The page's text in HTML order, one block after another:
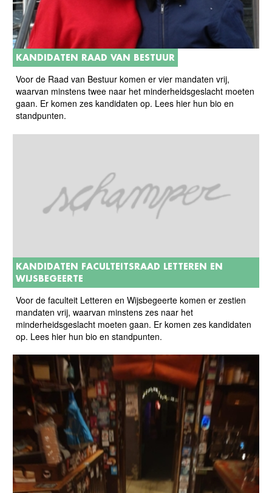
KANDIDATEN RAAD VAN BESTUUR
Voor de Raad van Bestuur komen er vier mandaten vrij,
waarvan minstens twee naar het minderheidsgeslacht moeten
gaan. Er komen zes kandidaten op. Lees hier hun bio en
standpunten.
KANDIDATEN FACULTEITSRAAD LETTEREN EN
WIJSBEGEERTE
Voor de faculteit Letteren en Wijsbegeerte komen er zestien
mandaten vrij, waarvan minstens zes naar het
minderheidsgeslacht moeten gaan. Er komen zes kandidaten
op. Lees hier hun bio en standpunten.